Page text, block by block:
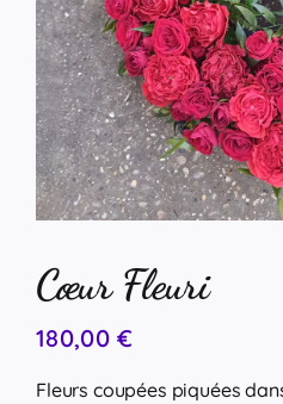
Cœur Fleuri
180,00€
Fleurs coupées piquées